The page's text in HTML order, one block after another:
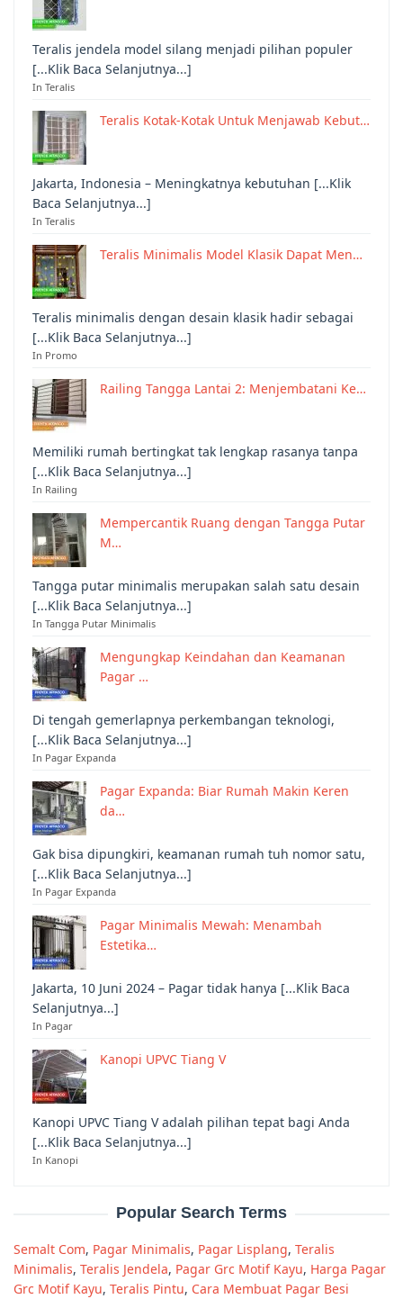
Teralis jendela model silang menjadi pilihan populer
[...Klik Baca Selanjutnya...]
In Teralis
Teralis Kotak-Kotak Untuk Menjawab Kebut…
Jakarta, Indonesia – Meningkatnya kebutuhan [...Klik
Baca Selanjutnya...]
In Teralis
Teralis Minimalis Model Klasik Dapat Men…
Teralis minimalis dengan desain klasik hadir sebagai
[...Klik Baca Selanjutnya...]
In Promo
Railing Tangga Lantai 2: Menjembatani Ke…
Memiliki rumah bertingkat tak lengkap rasanya tanpa
[...Klik Baca Selanjutnya...]
In Railing
Mempercantik Ruang dengan Tangga Putar
M…
Tangga putar minimalis merupakan salah satu desain
[...Klik Baca Selanjutnya...]
In Tangga Putar Minimalis
Mengungkap Keindahan dan Keamanan
Pagar …
Di tengah gemerlapnya perkembangan teknologi,
[...Klik Baca Selanjutnya...]
In Pagar Expanda
Pagar Expanda: Biar Rumah Makin Keren
da…
Gak bisa dipungkiri, keamanan rumah tuh nomor satu,
[...Klik Baca Selanjutnya...]
In Pagar Expanda
Pagar Minimalis Mewah: Menambah
Estetika…
Jakarta, 10 Juni 2024 – Pagar tidak hanya [...Klik Baca
Selanjutnya...]
In Pagar
Kanopi UPVC Tiang V
Kanopi UPVC Tiang V adalah pilihan tepat bagi Anda
[...Klik Baca Selanjutnya...]
In Kanopi
Popular Search Terms
Semalt Com, Pagar Minimalis, Pagar Lisplang, Teralis
Minimalis, Teralis Jendela, Pagar Grc Motif Kayu, Harga Pagar
Grc Motif Kayu, Teralis Pintu, Cara Membuat Pagar Besi